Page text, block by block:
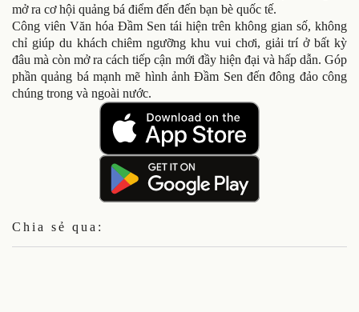
mở ra cơ hội quảng bá điểm đến đến bạn bè quốc tế.
Công viên Văn hóa Đầm Sen tái hiện trên không gian số, không
chỉ giúp du khách chiêm ngưỡng khu vui chơi, giải trí ở bất kỳ
đâu mà còn mở ra cách tiếp cận mới đầy hiện đại và hấp dẫn. Góp
phần quảng bá mạnh mẽ hình ảnh Đầm Sen đến đông đảo công
chúng trong và ngoài nước.
Chia sẻ qua: